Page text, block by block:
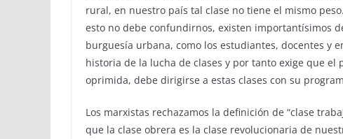
rural, en nuestro país tal clase no tiene el mismo
esto no debe confundirnos, existen importantísimos
burguesía urbana, como los estudiantes, docentes y
historia de la lucha de clases y por tanto exige que
oprimida, debe dirigirse a estas clases con su
Los marxistas rechazamos la definición de “clase
que la clase obrera es la clase revolucionaria de